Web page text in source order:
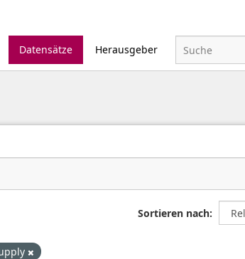
Datensätze
Herausgeber
Sortieren nach